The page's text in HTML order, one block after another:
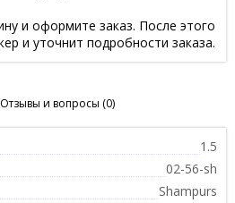
и оформите заказ. После этого
и уточнит подробности заказа.
Отзывы и вопросы (0)
1.5
02-56-sh
Shampurs